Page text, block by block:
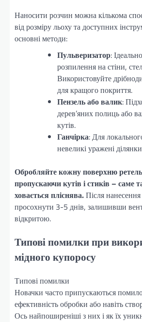
Наносити розчин можна кількома
від розміру льоху та доступних
основні методи:
Пульверизатор:
розпилення на стіни,
Використовуйте
для кращого покриття.
Пензель або валик:
дерев’яних полиць або
кутів.
Ганчірка: Для
невеликі уражені
Обробляйте кожну поверхню
пропускаючи кутів і стиків – саме
ховається пліснява.Після
просохнути 3-5 днів, залишивши
відкритою.
Типові помилки при
мідного купоросу
Типові помилки
Новачки часто припускаються
ефективність обробки або навіть
Ось найпоширеніші з них і як їх